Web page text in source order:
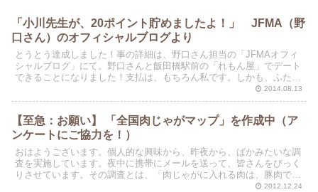
「小川先生が、20ポイント貯めましたよ！」 JFMA（野
口さん）のオフィシャルブログより
とうとう達成しました！事の詳細は、野口さん担当の「JFMAオフィ
シャルブログ」にて。野口さんと飯田橋駅前の「れもん屋」でデート
できることになりました！支払は、もちろん私です。しかも、ふたり
っきりではなく、飛び入り歓迎のデートです。すでに二人... 2014.08.13
【至急：お願い】 「全国肉じゃがマップ」を作成中（ア
ンケートにご協力を！）
おはようございます。個人的な興味から、昨夜から、ばかみたいな調
査を実施しています。夜中に携帯にメールを送って、皆さんをびっく
りさせています。その調査とは、「肉じゃがに入れる肉は、豚肉です
か、牛肉ですか、それとも鶏肉ですか？」というものです。2012.12.24